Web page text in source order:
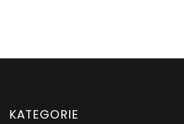
KATEGORIE